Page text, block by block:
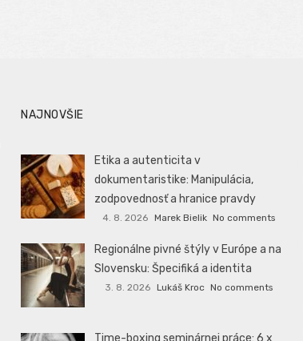
NAJNOVŠIE
Etika a autenticita v
dokumentaristike: Manipulácia,
zodpovednosť a hranice pravdy
4. 8. 2026 Marek Bielik No comments
Regionálne pivné štýly v Európe a na
Slovensku: Špecifiká a identita
3. 8. 2026 Lukáš Kroc No comments